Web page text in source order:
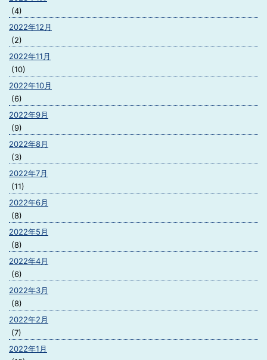
(4)
2022年12月
(2)
2022年11月
(10)
2022年10月
(6)
2022年9月
(9)
2022年8月
(3)
2022年7月
(11)
2022年6月
(8)
2022年5月
(8)
2022年4月
(6)
2022年3月
(8)
2022年2月
(7)
2022年1月